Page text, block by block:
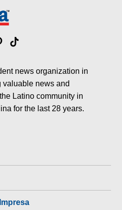
Tik
news organization in
valuable news and
Latino community in
for the last 28 years.